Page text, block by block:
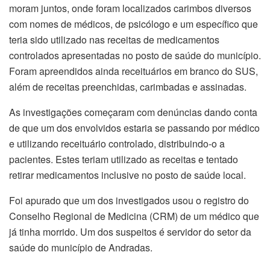
moram juntos, onde foram localizados carimbos diversos
com nomes de médicos, de psicólogo e um específico que
teria sido utilizado nas receitas de medicamentos
controlados apresentadas no posto de saúde do município.
Foram apreendidos ainda receituários em branco do SUS,
além de receitas preenchidas, carimbadas e assinadas.
As investigações começaram com denúncias dando conta
de que um dos envolvidos estaria se passando por médico
e utilizando receituário controlado, distribuindo-o a
pacientes. Estes teriam utilizado as receitas e tentado
retirar medicamentos inclusive no posto de saúde local.
Foi apurado que um dos investigados usou o registro do
Conselho Regional de Medicina (CRM) de um médico que
já tinha morrido. Um dos suspeitos é servidor do setor da
saúde do município de Andradas.